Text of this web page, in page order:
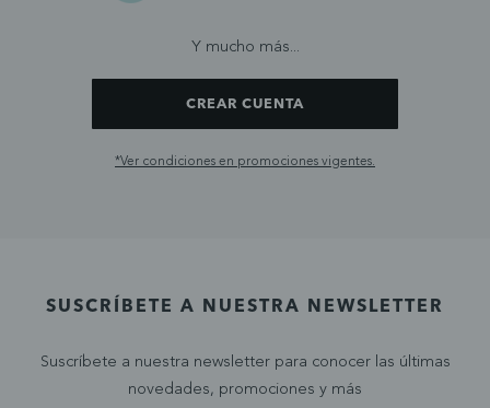
Y mucho más...
CREAR CUENTA
*Ver condiciones en promociones vigentes.
SUSCRÍBETE A NUESTRA NEWSLETTER
Suscríbete a nuestra newsletter para conocer las últimas
novedades, promociones y más